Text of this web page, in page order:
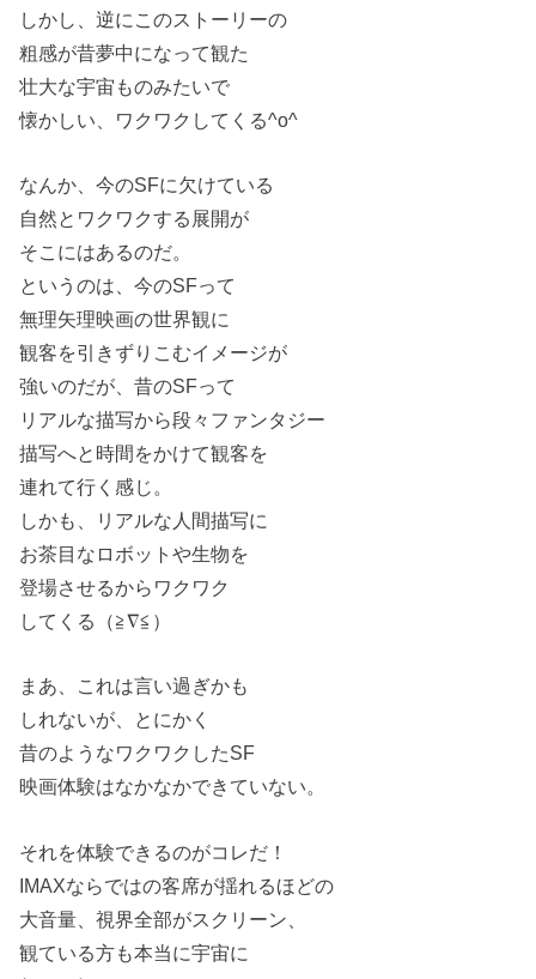
しかし、逆にこのストーリーの
粗感が昔夢中になって観た
壮大な宇宙ものみたいで
懐かしい、ワクワクしてくる^o^
なんか、今のSFに欠けている
自然とワクワクする展開が
そこにはあるのだ。
というのは、今のSFって
無理矢理映画の世界観に
観客を引きずりこむイメージが
強いのだが、昔のSFって
リアルな描写から段々ファンタジー
描写へと時間をかけて観客を
連れて行く感じ。
しかも、リアルな人間描写に
お茶目なロボットや生物を
登場させるからワクワク
してくる（≧∇≦）
まあ、これは言い過ぎかも
しれないが、とにかく
昔のようなワクワクしたSF
映画体験はなかなかできていない。
それを体験できるのがコレだ！
IMAXならではの客席が揺れるほどの
大音量、視界全部がスクリーン、
観ている方も本当に宇宙に